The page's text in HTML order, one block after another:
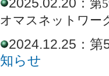
第
オマスネットワー
2024.12.25：
知らせ